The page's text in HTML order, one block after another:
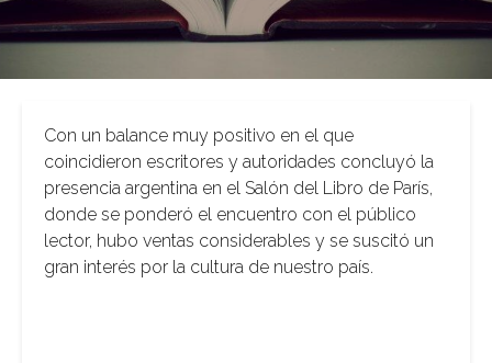
Con un balance muy positivo en el que
coincidieron escritores y autoridades concluyó la
presencia argentina en el Salón del Libro de París,
donde se ponderó el encuentro con el público
lector, hubo ventas considerables y se suscitó un
gran interés por la cultura de nuestro país.